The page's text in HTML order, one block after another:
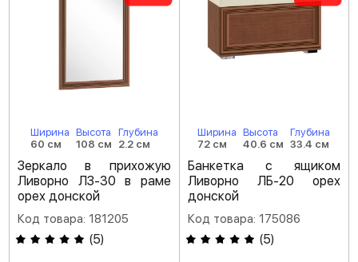
Ширина
60 см
Высота
108 см
Глубина
2.2 см
Зеркало в прихожую
Ливорно ЛЗ-30 в раме
орех донской
Код товара: 181205
(5)
Ширина
72 см
Высота
40.6 см
Глубина
33.4 см
Банкетка с ящиком
Ливорно ЛБ-20 орех
донской
Код товара: 175086
(5)